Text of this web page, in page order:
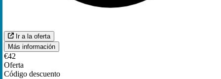
Ir a la oferta
Más información
€42
Oferta
Código descuento